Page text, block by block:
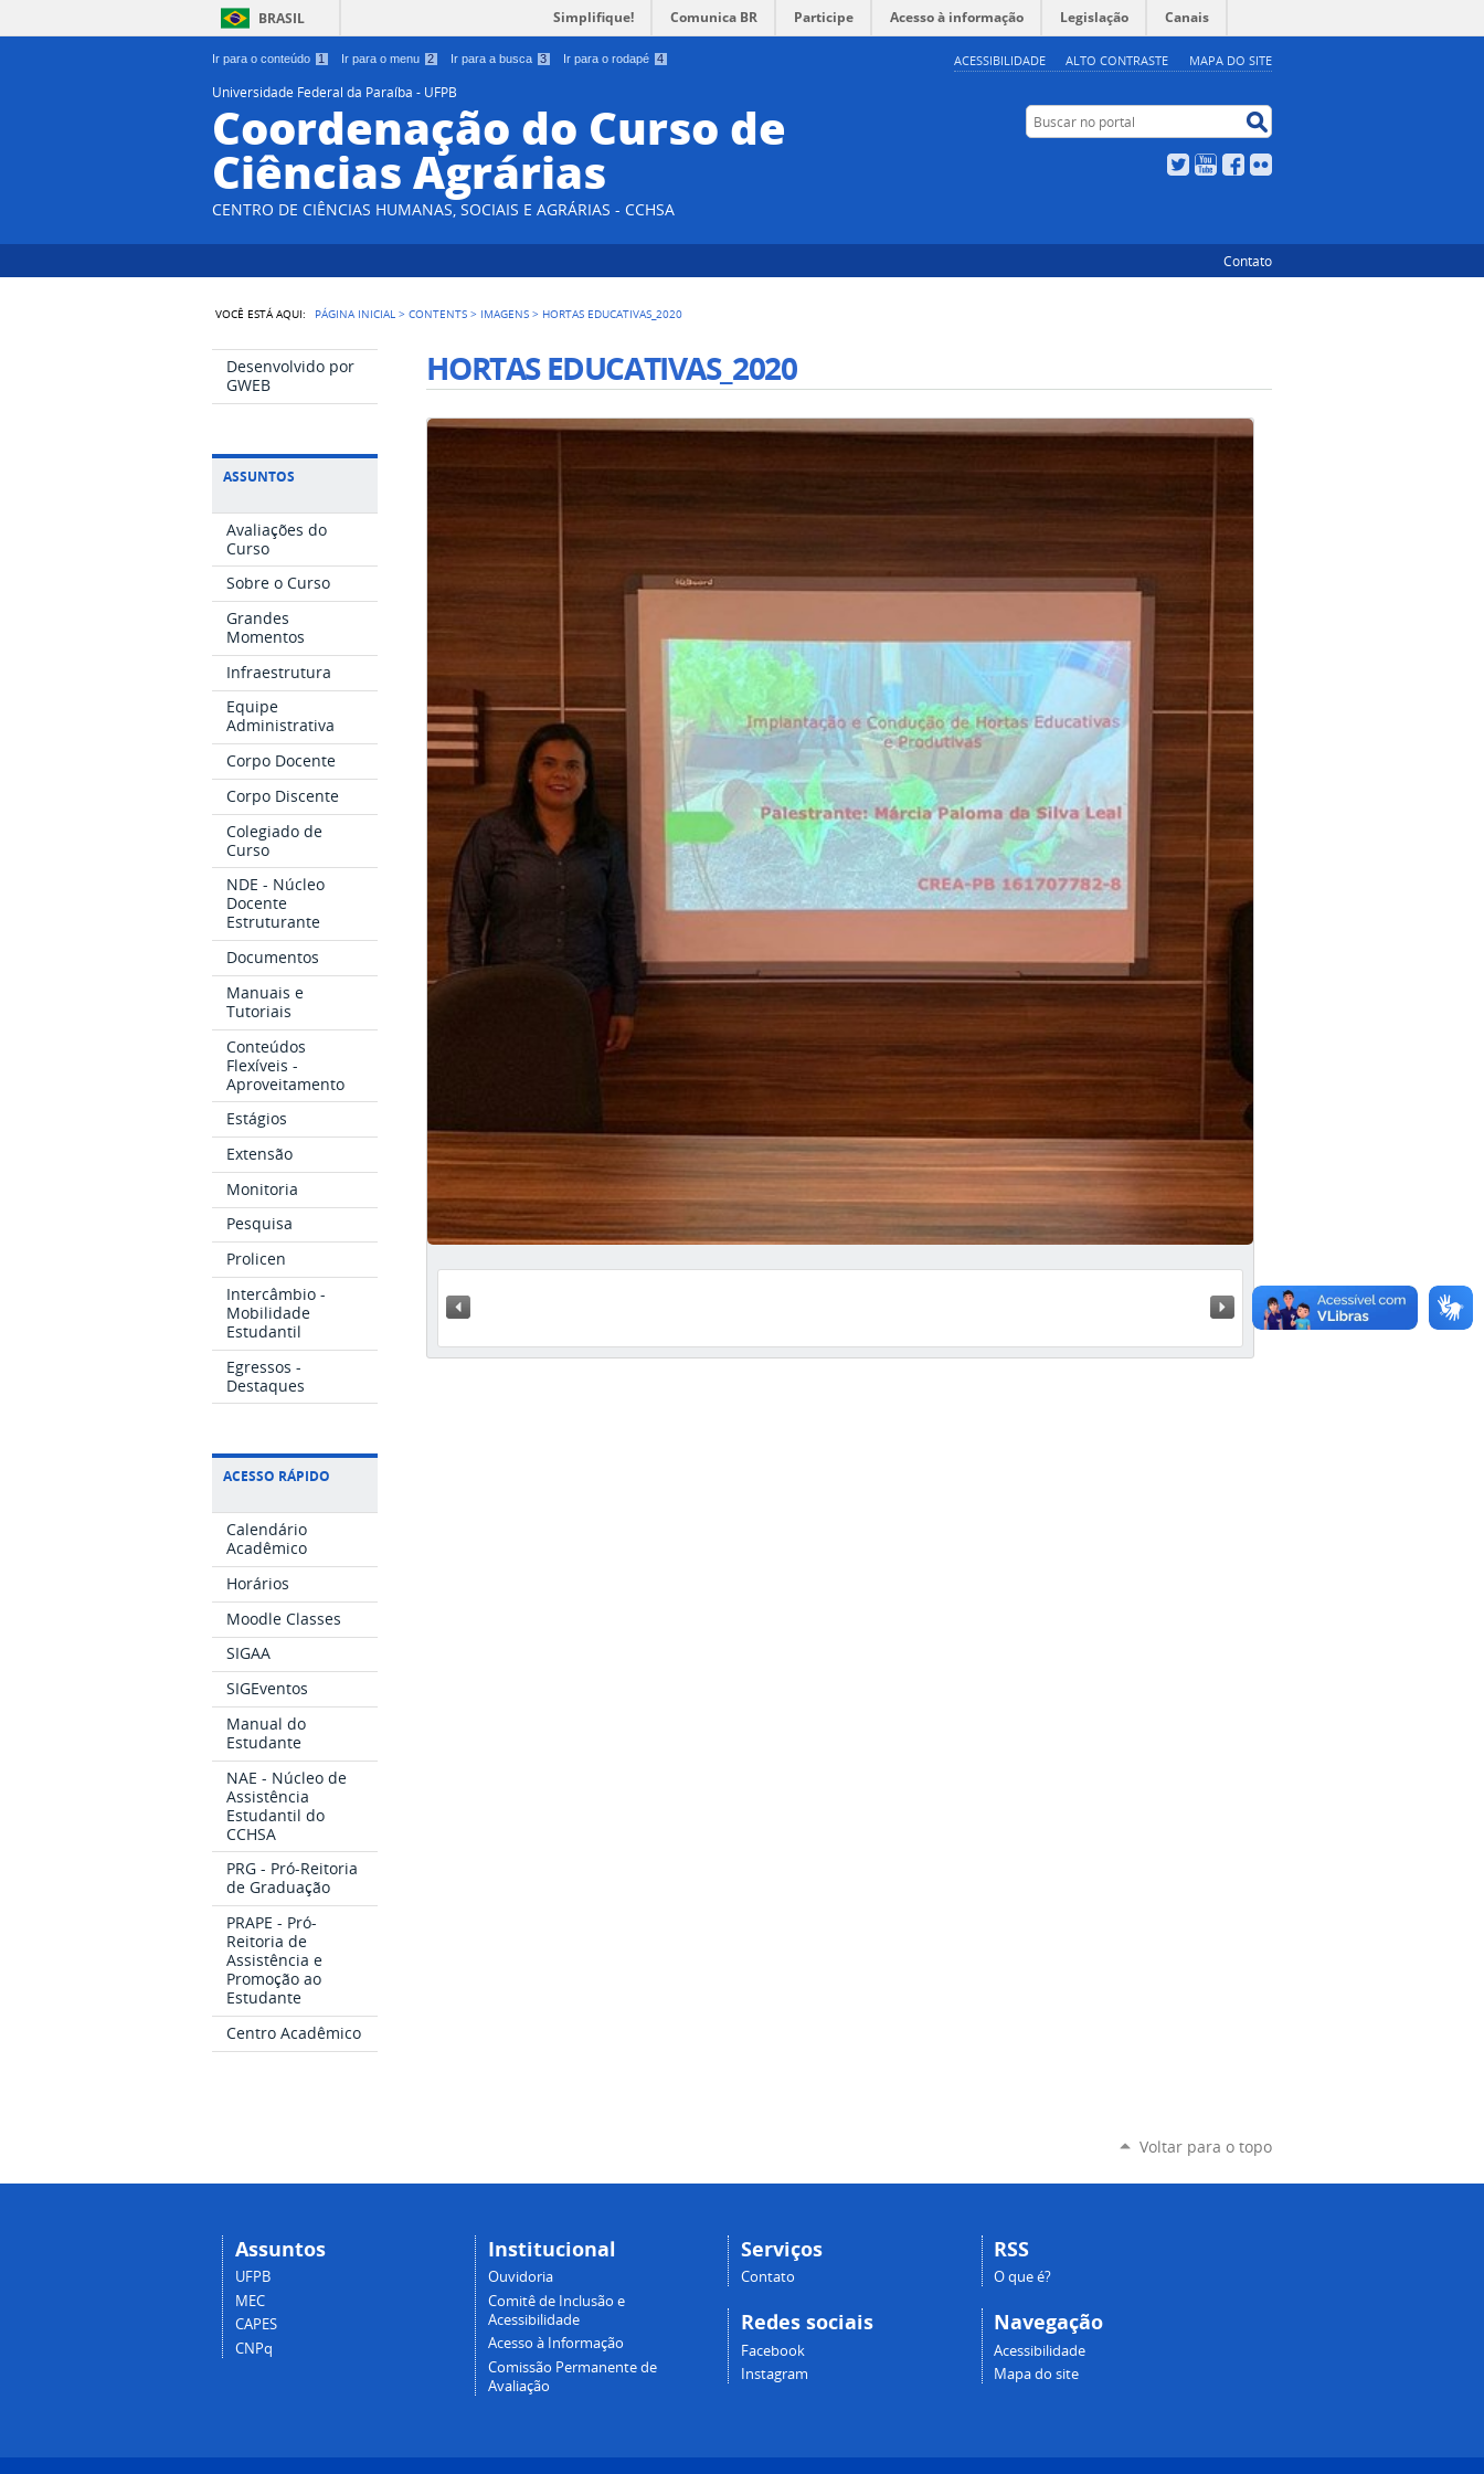
Ir para o conteúdo 1 Ir para o menu 2 Ir para a busca 3 Ir para o rodapé 4 ACESSIBILIDADE ALTO CONTRASTE MAPA DO SITE
BRASIL Simplifique! Comunica BR Participe Acesso à informação Legislação Canais
Universidade Federal da Paraíba - UFPB
Coordenação do Curso de
Ciências Agrárias
CENTRO DE CIÊNCIAS HUMANAS, SOCIAIS E AGRÁRIAS - CCHSA
Buscar no portal
TwitterYouTubeFacebook
Contato
VOCÊ ESTÁ AQUI: PÁGINA INICIAL >CONTENTS > IMAGENS > HORTAS EDUCATIVAS_2020
Desenvolvido por
GWEB
ASSUNTOS
Avaliações do
Curso
Sobre o Curso
Grandes
Momentos
Infraestrutura
Equipe
Administrativa
Corpo Docente
Corpo Discente
Colegiado de
Curso
NDE - Núcleo
Docente
Estruturante
Documentos
Manuais e
Tutoriais
Conteúdos
Flexíveis -
Aproveitamento
Estágios
Extensão
Monitoria
Pesquisa
Prolicen
Intercâmbio -
Mobilidade
Estudantil
Egressos -
Destaques
ACESSO RÁPIDO
Calendário
Acadêmico
Horários
Moodle Classes
SIGAA
SIGEventos
Manual do
Estudante
NAE - Núcleo de
Assistência
Estudantil do
CCHSA
PRG - Pró-Reitoria
de Graduação
PRAPE - Pró-
Reitoria de
Assistência e
Promoção ao
Estudante
Centro Acadêmico
HORTAS EDUCATIVAS_2020
Próximo »
Voltar para o topo
Assuntos
UFPB
MEC
CAPES
CNPq
Institucional
Ouvidoria
Comitê de Inclusão e
Acessibilidade
Acesso à Informação
Comissão Permanente de
Avaliação
Serviços
Contato
Redes sociais
Facebook
Instagram
RSS
O que é?
Navegação
Acessibilidade
Mapa do site